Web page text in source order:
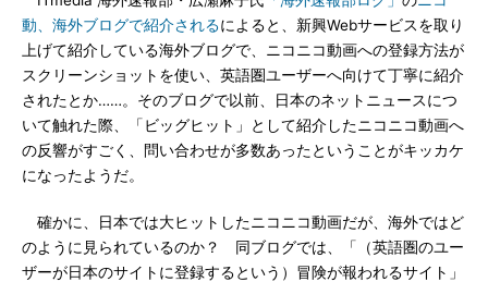
動、海外ブログで紹介されるによると、新興Webサービスを取り
上げて紹介している海外ブログで、ニコニコ動画への登録方法が
スクリーンショットを使い、英語圏ユーザーへ向けて丁寧に紹介
されたとか……。そのブログで以前、日本のネットニュースにつ
いて触れた際、「ビッグヒット」として紹介したニコニコ動画へ
の反響がすごく、問い合わせが多数あったということがキッカケ
になったようだ。
確かに、日本では大ヒットしたニコニコ動画だが、海外ではど
のように見られているのか？ 同ブログでは、「（英語圏のユー
ザーが日本のサイトに登録するという）冒険が報われるサイト」